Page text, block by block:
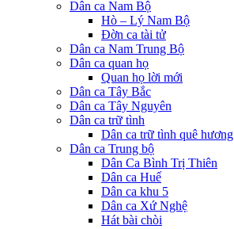
Dân ca Nam Bộ
Hò – Lý Nam Bộ
Đờn ca tài tử
Dân ca Nam Trung Bộ
Dân ca quan họ
Quan họ lời mới
Dân ca Tây Bắc
Dân ca Tây Nguyên
Dân ca trữ tình
Dân ca trữ tình quê hương
Dân ca Trung bộ
Dân Ca Bình Trị Thiên
Dân ca Huế
Dân ca khu 5
Dân ca Xứ Nghệ
Hát bài chòi